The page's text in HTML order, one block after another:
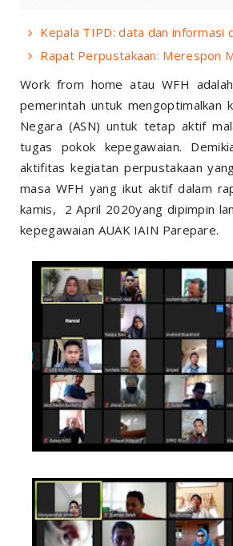
Kepala TIPD: data dan informasi
Rapat Perpustakaan: Merespon
Work from home atau WFH
pemerintah untuk mengoptimalkan
Negara (ASN) untuk tetap aktif
tugas pokok kepegawaian.
aktifitas kegiatan perpustakaan
masa WFH yang ikut aktif dalam
kamis, 2 April 2020yang dipimpin
kepegawaian AUAK IAIN Parepare.